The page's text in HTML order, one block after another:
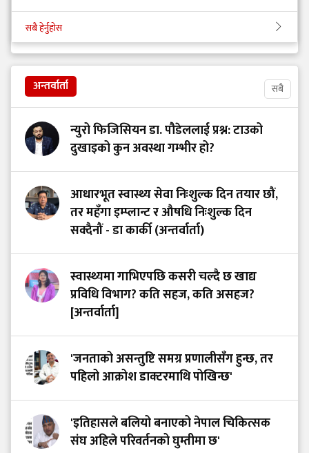
सबै हेर्नुहोस
अन्तर्वार्ता सबै
न्युरो फिजिसियन डा. पौडेललाई प्रश्न: टाउको
दुखाइको कुन अवस्था गम्भीर हो?
आधारभूत स्वास्थ्य सेवा निःशुल्क दिन तयार छौं,
तर महँगा इम्प्लान्ट र औषधि निःशुल्क दिन
सक्दैनौं - डा कार्की (अन्तर्वार्ता)
स्वास्थ्यमा गाभिएपछि कसरी चल्दै छ खाद्य
प्रविधि विभाग? कति सहज, कति असहज?
[अन्तर्वार्ता]
'जनताको असन्तुष्टि समग्र प्रणालीसँग हुन्छ, तर
पहिलो आक्रोश डाक्टरमाथि पोखिन्छ'
'इतिहासले बलियो बनाएको नेपाल चिकित्सक
संघ अहिले परिवर्तनको घुम्तीमा छ'